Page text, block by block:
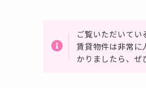
ご覧いただいて
賃貸物件は非常に
かりましたら、ぜ